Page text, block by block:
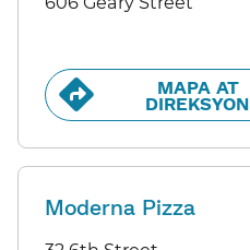
MAPA AT
DIREKSYON​​
Moderna Pizza